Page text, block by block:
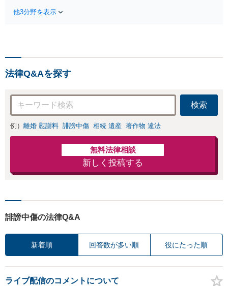
他3分野を表示
法律Q&Aを探す
検索
例） 離婚 慰謝料 誹謗中傷 相続 遺産 著作物 違法
無料法律相談
新しく投稿する
誹謗中傷の法律Q&A
新着順 回答数が多い順 役にたった順
ライブ配信のコメントについて